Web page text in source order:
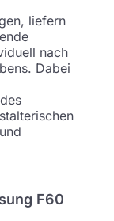
liefern
nach
Dabei
F60